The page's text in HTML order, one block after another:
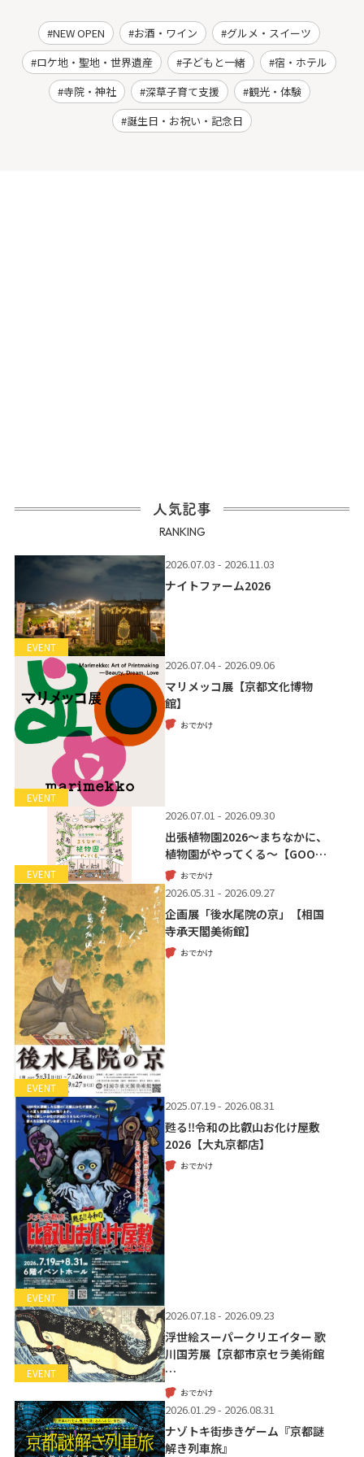
NEW OPEN お酒・ワイン
グルメ・スイーツ
ロケ地・聖地・世界遺産
子どもと一緒
宿・ホテル
寺院・神社
深草子育て支援
観光・体験
誕生日・お祝い・記念日
人気記事
RANKING
EVENT
2026.07.03 - 2026.11.03
ナイトファーム2026
EVENT
2026.07.04 - 2026.09.06
マリメッコ展【京都文化博物
館】
おでかけ
EVENT
2026.07.01 - 2026.09.30
出張植物園2026～まちなかに、
植物園がやってくる～【GOO…
おでかけ
EVENT
2026.05.31 - 2026.09.27
企画展「後水尾院の京」【相国
寺承天閣美術館】
おでかけ
EVENT
2025.07.19 - 2026.08.31
甦る‼令和の比叡山お化け屋敷
2026【大丸京都店】
おでかけ
EVENT
2026.07.18 - 2026.09.23
浮世絵スーパークリエイター 歌
川国芳展【京都市京セラ美術館
…
おでかけ
2026.01.29 - 2026.08.31
ナゾトキ街歩きゲーム『京都謎
解き列車旅』